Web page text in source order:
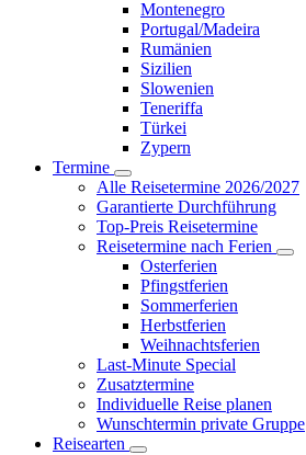
Montenegro
Portugal/Madeira
Rumänien
Sizilien
Slowenien
Teneriffa
Türkei
Zypern
Termine
Alle Reisetermine 2026/2027
Garantierte Durchführung
Top-Preis Reisetermine
Reisetermine nach Ferien
Osterferien
Pfingstferien
Sommerferien
Herbstferien
Weihnachtsferien
Last-Minute Special
Zusatztermine
Individuelle Reise planen
Wunschtermin private Gruppe
Reisearten